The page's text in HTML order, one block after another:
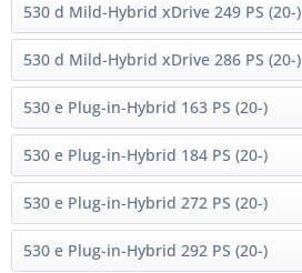
530 d Mild-Hybrid xDrive 249 PS (20-)
530 d Mild-Hybrid xDrive 286 PS (20-)
530 e Plug-in-Hybrid 163 PS (20-)
530 e Plug-in-Hybrid 184 PS (20-)
530 e Plug-in-Hybrid 272 PS (20-)
530 e Plug-in-Hybrid 292 PS (20-)